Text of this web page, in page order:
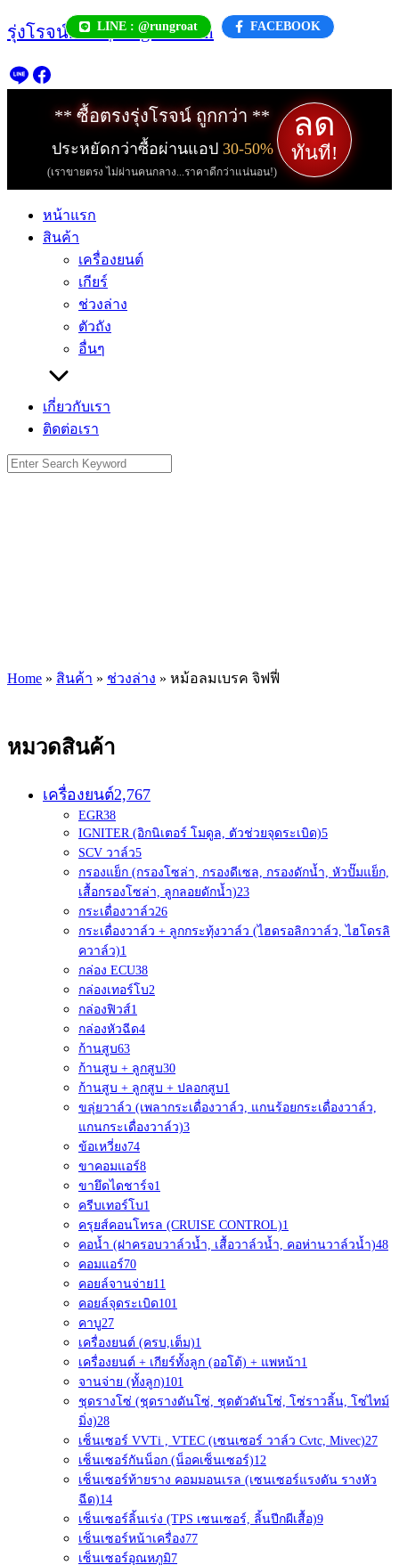
Skip
to
LINE : @rungroat FACEBOOK
รุ่งโรจน์.com | rungroat.com
** ซื้อตรงรุ่งโรจน์ ถูกกว่า **
ประหยัดกว่าซื้อผ่านแอป 30-50%
(เราขายตรง ไม่ผ่านคนกลาง...ราคาดีกว่าแน่นอน!)
ลด
ทันที!
หน้าแรก
สินค้า
เครื่องยนต์
เกียร์
ช่วงล่าง
ตัวถัง
อื่นๆ
เกี่ยวกับเรา
ติดต่อเรา
Search
for:
Home » สินค้า » ช่วงล่าง » หม้อลมเบรค จิฟฟี่
หมวดสินค้า
เครื่องยนต์2,767
EGR38
IGNITER (อิกนิเตอร์ โมดูล, ตัวช่วยจุดระเบิด)5
SCV วาล์ว5
กรองแย็ก (กรองโซล่า, กรองดีเซล, กรองดักน้ำ, หัวปั๊มแย็ก,
เสื้อกรองโซล่า, ลูกลอยดักน้ำ)23
กระเดื่องวาล์ว26
กระเดื่องวาล์ว + ลูกกระทุ้งวาล์ว (ไฮดรอลิกวาล์ว, ไฮโดรลิ
ควาล์ว)1
กล่อง ECU38
กล่องเทอร์โบ2
กล่องฟิวส์1
กล่องหัวฉีด4
ก้านสูบ63
ก้านสูบ + ลูกสูบ30
ก้านสูบ + ลูกสูบ + ปลอกสูบ1
ขลุ่ยวาล์ว (เพลากระเดื่องวาล์ว, แกนร้อยกระเดื่องวาล์ว,
แกนกระเดื่องวาล์ว)3
ข้อเหวี่ยง74
ขาคอมแอร์8
ขายึดไดชาร์จ1
ครีบเทอร์โบ1
ครุยส์คอนโทรล (CRUISE CONTROL)1
คอน้ำ (ฝาครอบวาล์วน้ำ, เสื้อวาล์วน้ำ, คอห่านวาล์วน้ำ)48
คอมแอร์70
คอยล์จานจ่าย11
คอยล์จุดระเบิด101
คาบู27
เครื่องยนต์ (ครบ,เต็ม)1
เครื่องยนต์ + เกียร์ทั้งลูก (ออโต้) + แพหน้า1
จานจ่าย (ทั้งลูก)101
ชุดรางโซ่ (ชุดรางดันโซ่, ชุดตัวดันโซ่, โซ่ราวลิ้น, โซ่ไทม์
มิ่ง)28
เซ็นเซอร์ VVTi , VTEC (เซนเซอร์ วาล์ว Cvtc, Mivec)27
เซ็นเซอร์กันน็อก (น็อคเซ็นเซอร์)12
เซ็นเซอร์ท้ายราง คอมมอนเรล (เซนเซอร์แรงดัน รางหัว
ฉีด)14
เซ็นเซอร์ลิ้นเร่ง (TPS เซนเซอร์, ลิ้นปีกผีเสื้อ)9
เซ็นเซอร์หน้าเครื่อง77
เซ็นเซอร์อุณหภูมิ7